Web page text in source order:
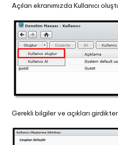
Açılan ekranımızda Kullanıcı
Gerekli bilgiler ve açıkları